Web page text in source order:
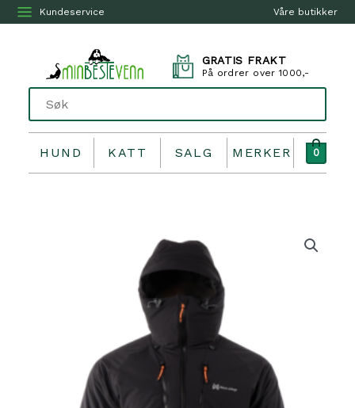
Våre butikker
Kundeservice
GRATIS FRAKT
På ordrer over 1000,-
HUND KATT SALG MERKER 0